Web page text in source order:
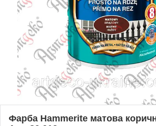
Фарба Hammerite матова